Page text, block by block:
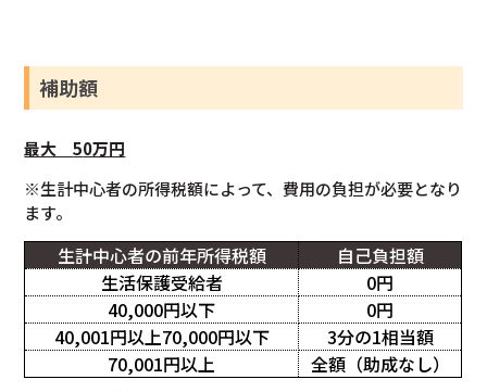
補助額
最大50万円
※生計中心者の所得税額によって、費用の負担が必要となり
ます。
生計中心者の前年所得税額
自己負担額
生活保護受給者
0円
40,000円以下
0円
40,001円以上70,000円以下
3分の1相当額
70,001円以上
全額（助成なし）